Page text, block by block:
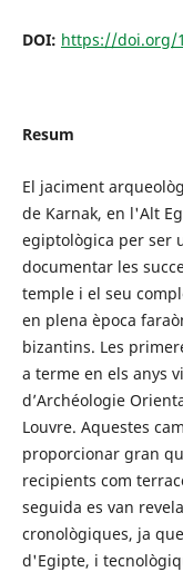
DOI: https://doi.org/
Resum
El jaciment
de Karnak, en l'Alt
egiptològica per ser
documentar les
temple i el seu
en plena època
bizantins. Les
a terme en els anys
d’Archéologie
Louvre. Aquestes
proporcionar gran
recipients com
seguida es van
cronològiques, ja
d'Egipte, i